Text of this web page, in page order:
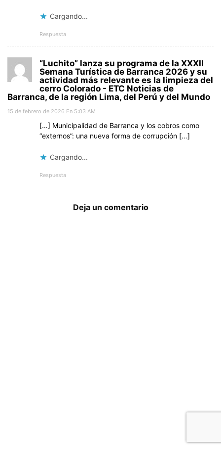
Cargando...
Respuesta
“Luchito” lanza su programa de la XXXII
Semana Turística de Barranca 2026 y su
actividad más relevante es la limpieza del
cerro Colorado - ETC Noticias de
Barranca, de la región Lima, del Perú y del Mundo
15 de febrero de 2026 En 5:03 AM
[…] Municipalidad de Barranca y los cobros como
“externos”: una nueva forma de corrupción […]
Cargando...
Respuesta
Deja un comentario